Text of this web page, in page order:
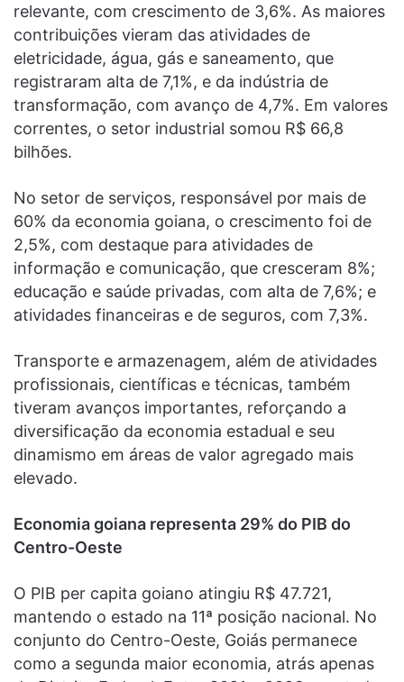
relevante, com crescimento de 3,6%. As maiores
contribuições vieram das atividades de
eletricidade, água, gás e saneamento, que
registraram alta de 7,1%, e da indústria de
transformação, com avanço de 4,7%. Em valores
correntes, o setor industrial somou R$ 66,8
bilhões.
No setor de serviços, responsável por mais de
60% da economia goiana, o crescimento foi de
2,5%, com destaque para atividades de
informação e comunicação, que cresceram 8%;
educação e saúde privadas, com alta de 7,6%; e
atividades financeiras e de seguros, com 7,3%.
Transporte e armazenagem, além de atividades
profissionais, científicas e técnicas, também
tiveram avanços importantes, reforçando a
diversificação da economia estadual e seu
dinamismo em áreas de valor agregado mais
elevado.
Economia goiana representa 29% do PIB do
Centro-Oeste
O PIB per capita goiano atingiu R$ 47.721,
mantendo o estado na 11ª posição nacional. No
conjunto do Centro-Oeste, Goiás permanece
como a segunda maior economia, atrás apenas